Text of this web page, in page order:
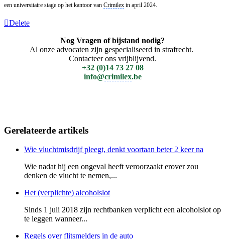
een universitaire stage op het kantoor van Crimilex in april 2024.
Delete
Nog Vragen of bijstand nodig?
Al onze advocaten zijn gespecialiseerd in strafrecht.
Contacteer ons vrijblijvend.
+32 (0)14 73 27 08
info@crimilex.be
Gerelateerde artikels
Wie vluchtmisdrijf pleegt, denkt voortaan beter 2 keer na
Wie nadat hij een ongeval heeft veroorzaakt erover zou
denken de vlucht te nemen,...
Het (verplichte) alcoholslot
Sinds 1 juli 2018 zijn rechtbanken verplicht een alcoholslot op
te leggen wanneer...
Regels over flitsmelders in de auto